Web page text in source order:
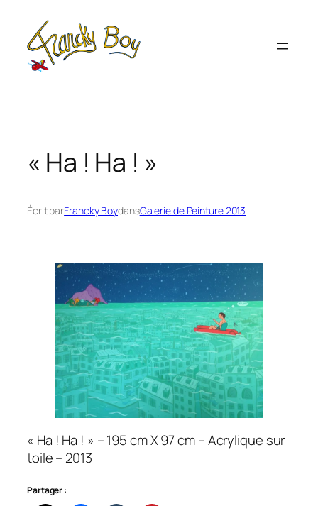
contenu
« Ha ! Ha ! »
Écrit parFrancky BoydansGalerie de Peinture 2013
« Ha ! Ha ! » – 195 cm X 97 cm – Acrylique sur
toile – 2013
Partager :